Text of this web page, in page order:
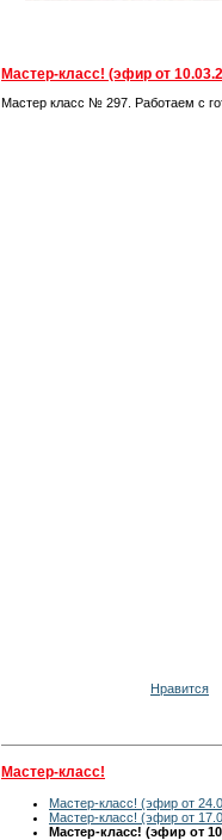
Мастер-класс! (эфир от
Мастер класс № 297. Работаем с
Нравится
Мастер-класс!
Мастер-класс! (эфир от
Мастер-класс! (эфир от
Мастер-класс! (эфир от